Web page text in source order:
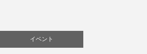
イベント